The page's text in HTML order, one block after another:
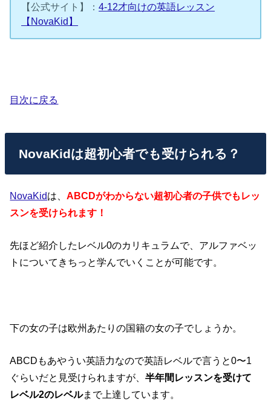
【公式サイト】：4-12才向けの英語レッスン
【NovaKid】
目次に戻る
NovaKidは超初心者でも受けられる？
NovaKidは、ABCDがわからない超初心者の子供でもレッ
スンを受けられます！
先ほど紹介したレベル0のカリキュラムで、アルファベッ
トについてきちっと学んでいくことが可能です。
下の女の子は欧州あたりの国籍の女の子でしょうか。
ABCDもあやうい英語力なので英語レベルで言うと0〜1
ぐらいだと見受けられますが、半年間レッスンを受けて
レベル2のレベルまで上達しています。